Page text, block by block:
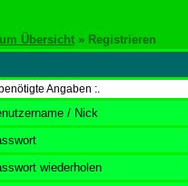
Übersicht » Registrieren
Angaben :.
/ Nick
wiederholen